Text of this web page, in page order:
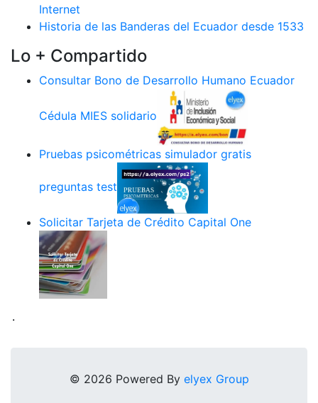
Internet
Historia de las Banderas del Ecuador desde 1533
Lo + Compartido
Consultar Bono de Desarrollo Humano Ecuador
Cédula MIES solidario
Pruebas psicométricas simulador gratis
preguntas test
Solicitar Tarjeta de Crédito Capital One
.
© 2026 Powered By elyex Group